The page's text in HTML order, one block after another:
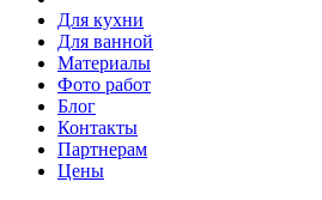
Для кухни
Для ванной
Материалы
Фото работ
Блог
Контакты
Партнерам
Цены